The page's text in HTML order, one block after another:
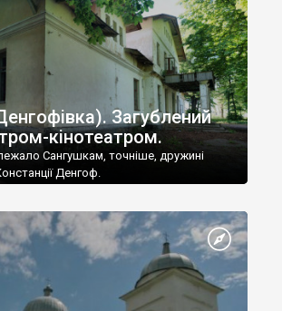
Загублений
кінотеатром.
Сангушкам, точніше, дружині
Денгоф.